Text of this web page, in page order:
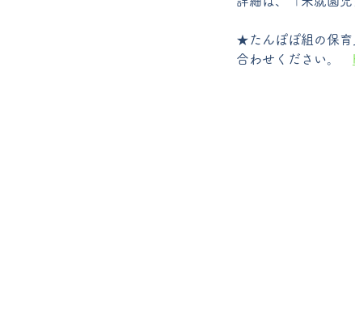
★たんぽぽ組の保育
合わせください。